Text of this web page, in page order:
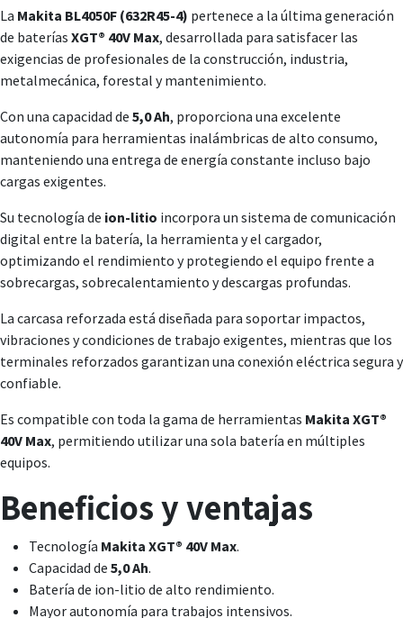
La Makita BL4050F (632R45-4) pertenece a la última generación
de baterías XGT® 40V Max, desarrollada para satisfacer las
exigencias de profesionales de la construcción, industria,
metalmecánica, forestal y mantenimiento.
Con una capacidad de 5,0 Ah, proporciona una excelente
autonomía para herramientas inalámbricas de alto consumo,
manteniendo una entrega de energía constante incluso bajo
cargas exigentes.
Su tecnología de ion-litio incorpora un sistema de comunicación
digital entre la batería, la herramienta y el cargador,
optimizando el rendimiento y protegiendo el equipo frente a
sobrecargas, sobrecalentamiento y descargas profundas.
La carcasa reforzada está diseñada para soportar impactos,
vibraciones y condiciones de trabajo exigentes, mientras que los
terminales reforzados garantizan una conexión eléctrica segura y
confiable.
Es compatible con toda la gama de herramientas Makita XGT®
40V Max, permitiendo utilizar una sola batería en múltiples
equipos.
Beneficios y ventajas
Tecnología Makita XGT® 40V Max.
Capacidad de 5,0 Ah.
Batería de ion-litio de alto rendimiento.
Mayor autonomía para trabajos intensivos.